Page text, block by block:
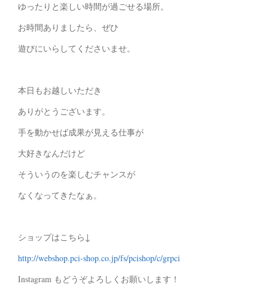
ゆったりと楽しい時間が過ごせる場所。
お時間ありましたら、ぜひ
遊びにいらしてくださいませ。
本日もお越しいただき
ありがとうございます。
手を動かせば成果が見える仕事が
大好きなんだけど
そういうのを楽しむチャンスが
なくなってきたなぁ。
ショップはこちら↓
http://webshop.pci-shop.co.jp/fs/pcishop/c/grpci
Instagram もどうぞよろしくお願いします！